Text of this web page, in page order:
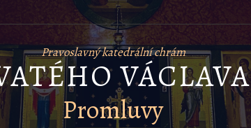
Pravoslavný katedrální chrám
VÁCLAVA
Promluvy